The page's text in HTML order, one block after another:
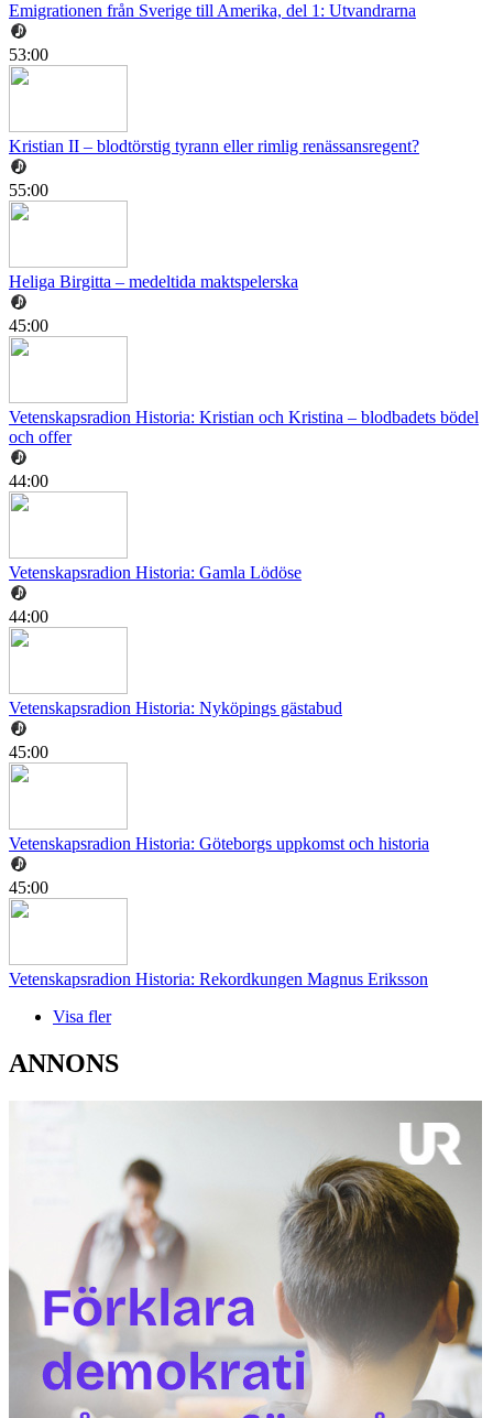
Emigrationen från Sverige till Amerika, del 1: Utvandrarna
53:00
Kristian II – blodtörstig tyrann eller rimlig renässansregent?
55:00
Heliga Birgitta – medeltida maktspelerska
45:00
Vetenskapsradion Historia: Kristian och Kristina – blodbadets bödel
och offer
44:00
Vetenskapsradion Historia: Gamla Lödöse
44:00
Vetenskapsradion Historia: Nyköpings gästabud
45:00
Vetenskapsradion Historia: Göteborgs uppkomst och historia
45:00
Vetenskapsradion Historia: Rekordkungen Magnus Eriksson
Visa fler
ANNONS